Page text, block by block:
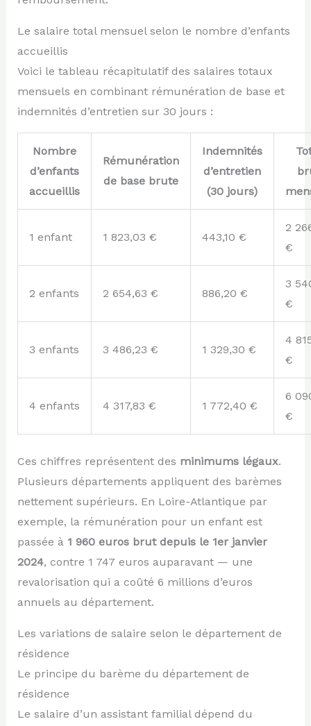
Le salaire total mensuel selon le nombre d’enfants
accueillis
Voici le tableau récapitulatif des salaires totaux
mensuels en combinant rémunération de base et
indemnités d’entretien sur 30 jours :
Nombre
d’enfants
accueillis
Rémunération
de base brute
Indemnités
d’entretien
(30 jours)
1 enfant 1 823,03 € 443,10 €
2
€
2 enfants 2 654,63 € 886,20 €
3
€
3 enfants 3 486,23 € 1 329,30 €
4
€
4 enfants 4 317,83 € 1 772,40 €
6
€
Ces chiffres représentent des minimums légaux.
Plusieurs départements appliquent des barèmes
nettement supérieurs. En Loire-Atlantique par
exemple, la rémunération pour un enfant est
passée à 1 960 euros brut depuis le 1er janvier
2024, contre 1 747 euros auparavant — une
revalorisation qui a coûté 6 millions d’euros
annuels au département.
Les variations de salaire selon le département de
résidence
Le principe du barème du département de
résidence
Le salaire d’un assistant familial dépend du